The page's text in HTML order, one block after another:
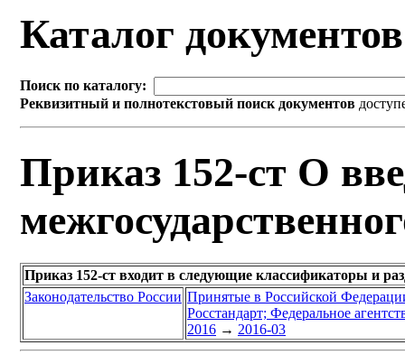
Каталог
Поиск по каталогу:
Реквизитный и полнотекстовый поиск документов
Приказ 152-ст О
Приказ 152-ст входит в следующие классификаторы и
Законодательство России Принятые в Российской
Росстандарт; Федеральное
2016 → 2016-03